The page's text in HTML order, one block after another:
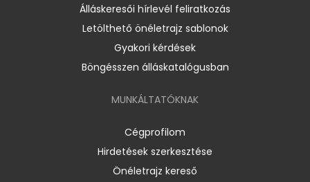
Álláskeresői hírlevél feliratkozás
Letölthető önéletrajz sablonok
Gyakori kérdések
Böngésszen álláskatalógusban
MUNKÁLTATÓKNAK
Cégprofilom
Hirdetések szerkesztése
Önéletrajz kereső